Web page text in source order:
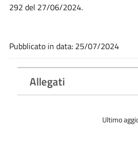
292 del 27/06/2024.
Pubblicato in data: 25/07/2024
Allegati
Ultimo